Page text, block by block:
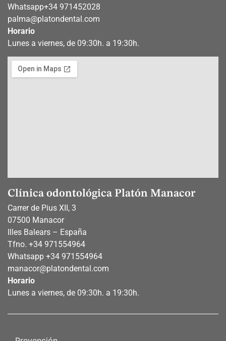
Whatsapp+34 971452028
palma@platondental.com
Horario
Lunes a viernes, de 09:30h. a 19:30h.
Clínica odontológica Platón Manacor
Carrer de Pius XII, 3
07500 Manacor
Illes Balears – España
Tfno. +34 971554964
Whatsapp +34 971554964
manacor@platondental.com
Horario
Lunes a viernes, de 09:30h. a 19:30h.